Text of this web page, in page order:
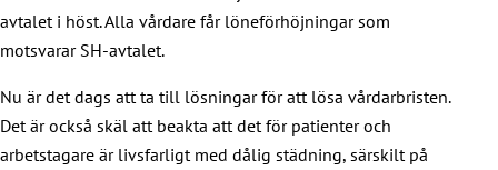
avtalet i höst. Alla vårdare får löneförhöjningar som
motsvarar SH-avtalet.
Nu är det dags att ta till lösningar för att lösa vårdarbristen.
Det är också skäl att beakta att det för patienter och
arbetstagare är livsfarligt med dålig städning, särskilt på